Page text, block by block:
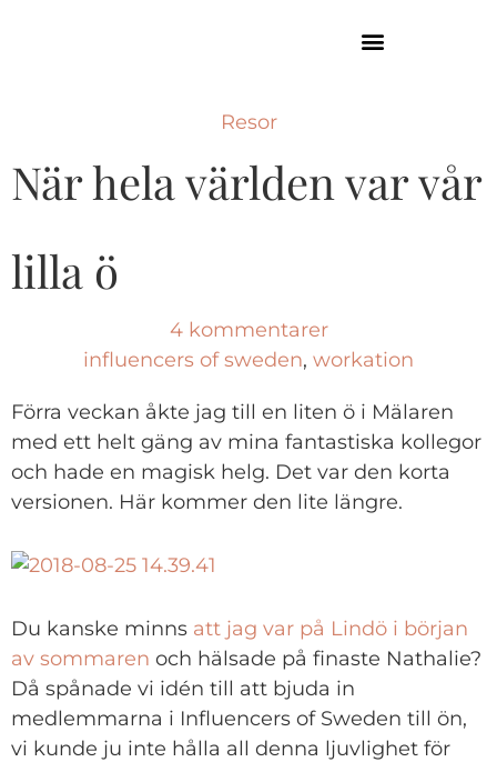
Resor
När hela världen var vår
lilla ö
4 kommentarer
influencers of sweden, workation
Förra veckan åkte jag till en liten ö i Mälaren
med ett helt gäng av mina fantastiska kollegor
och hade en magisk helg. Det var den korta
versionen. Här kommer den lite längre.
Du kanske minns att jag var på Lindö i början
av sommaren och hälsade på finaste Nathalie?
Då spånade vi idén till att bjuda in
medlemmarna i Influencers of Sweden till ön,
vi kunde ju inte hålla all denna ljuvlighet för